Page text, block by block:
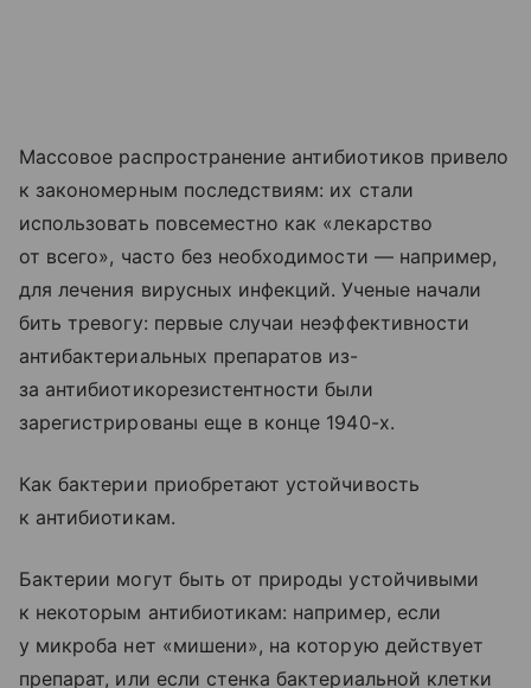
Массовое распространение антибиотиков привело
к закономерным последствиям: их стали
использовать повсеместно как «лекарство
от всего», часто без необходимости — например,
для лечения вирусных инфекций. Ученые начали
бить тревогу: первые случаи неэффективности
антибактериальных препаратов из-
за антибиотикорезистентности были
зарегистрированы еще в конце 1940-х.
Как бактерии приобретают устойчивость
к антибиотикам.
Бактерии могут быть от природы устойчивыми
к некоторым антибиотикам: например, если
у микроба нет «мишени», на которую действует
препарат, или если стенка бактериальной клетки